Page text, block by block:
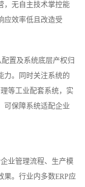
，无自主技术掌控能
应效率低且改造受
置及系统底层产权归
力。同时关注系统的
等工业配套系统，实
可保障系统适配企业
业管理流程、生产模
果。行业内多数ERP应